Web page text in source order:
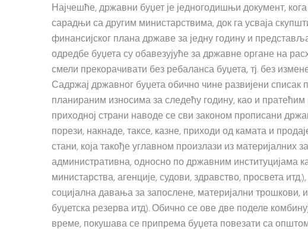
Најчешће, државни буџет је једногодишњи документ,
сарадњи са другим министарствима, док га усваја
финансијског плана државе за једну годину и
одредбе буџета су обавезујуће за државне органе на
смели прекорачивати без ребаланса буџета, тј. без
Садржај државног буџета обично чине развијени
планираним износима за следећу годину, као и
приходној страни наводе се сви законом прописани
порези, накнаде, таксе, казне, приходи од камата и
стани, која такође углавном произлази из материјалних
административна, односно по државним институцијама
министарства, агенције, судови, здравство, просвета
социјална давања за запослене, материјални трошкови,
буџетска резерва итд). Обично се ове две поделе
време, покушава се припрема буџета повезати са